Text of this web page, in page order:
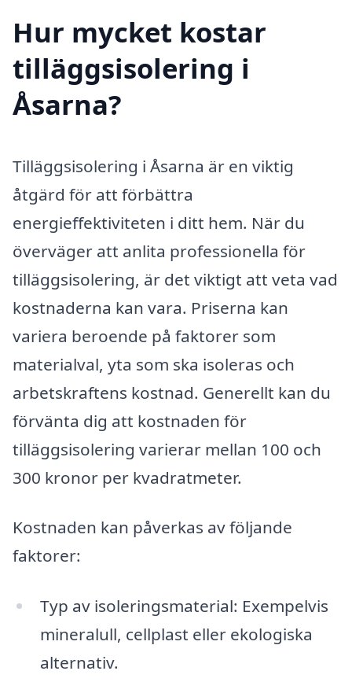
Hur mycket kostar
tilläggsisolering i
Åsarna?
Tilläggsisolering i Åsarna är en viktig
åtgärd för att förbättra
energieffektiviteten i ditt hem. När du
överväger att anlita professionella för
tilläggsisolering, är det viktigt att veta vad
kostnaderna kan vara. Priserna kan
variera beroende på faktorer som
materialval, yta som ska isoleras och
arbetskraftens kostnad. Generellt kan du
förvänta dig att kostnaden för
tilläggsisolering varierar mellan 100 och
300 kronor per kvadratmeter.
Kostnaden kan påverkas av följande
faktorer:
Typ av isoleringsmaterial: Exempelvis
mineralull, cellplast eller ekologiska
alternativ.